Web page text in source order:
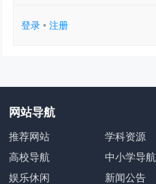
登录 •注册
网站导航
推荐网站 学科资源
高校导航
中小学导航
娱乐休闲
新闻公告